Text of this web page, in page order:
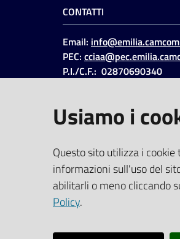
CONTATTI
Email:
PEC:
P.I./C.F.: 02870690340
Codice IPA: ccem
SOCIAL
LinkedinFacebookInstagram
Usiamo i
Questo sito utilizza i
informazioni sull'uso del
abilitarli o meno cliccando
Policy.